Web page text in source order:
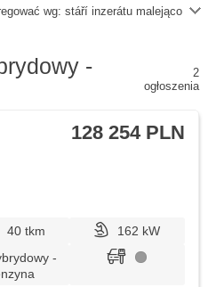
wg: stáří inzerátu malejąco
-
2
ogłoszenia
128 254 PLN
40 tkm
162 kW
-